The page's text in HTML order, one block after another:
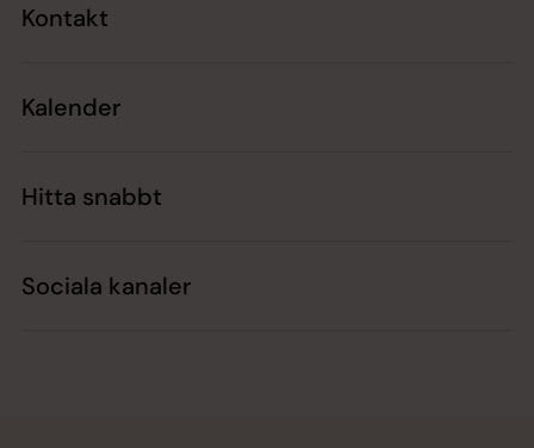
Kontakt
Kalender
Hitta snabbt
Sociala kanaler